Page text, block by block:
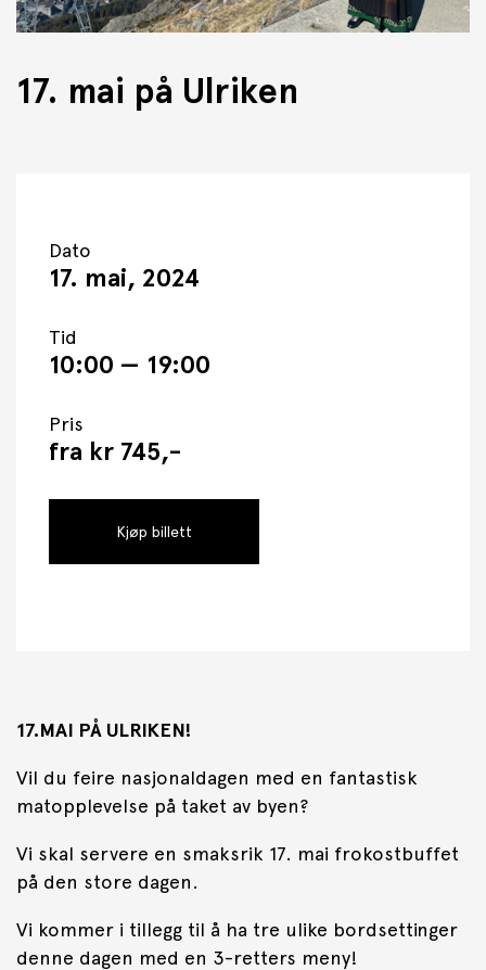
17. mai på Ulriken
Dato
17. mai, 2024
Tid
10:00 — 19:00
Pris
fra kr 745,-
Kjøp billett
17.MAI PÅ ULRIKEN!
Vil du feire nasjonaldagen med en fantastisk
matopplevelse på taket av byen?
Vi skal servere en smaksrik 17. mai frokostbuffet
på den store dagen.
Vi kommer i tillegg til å ha tre ulike bordsettinger
denne dagen med en 3-retters meny!